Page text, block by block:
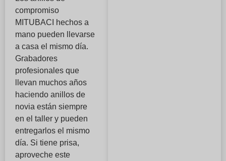
compromiso
MITUBACI hechos a
mano pueden llevarse
a casa el mismo día.
Grabadores
profesionales que
llevan muchos años
haciendo anillos de
novia están siempre
en el taller y pueden
entregarlos el mismo
día. Si tiene prisa,
aproveche este